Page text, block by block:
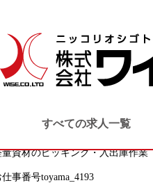
すべての求人一覧
TOP 軽量資材
小矢部市・砺波市・南砺市
製造系
量資材のピッキング・入出庫作業
仕事番号toyama_4193